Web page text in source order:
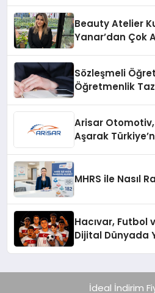
Beauty Atelier
Yanar’dan Çok
Sözleşmeli
Öğretmenlik
Arisar Otomotiv,
Aşarak
MHRS ile Nasıl
Hacıvar, Futbol
Dijital Dünyada
İdeal İndirim